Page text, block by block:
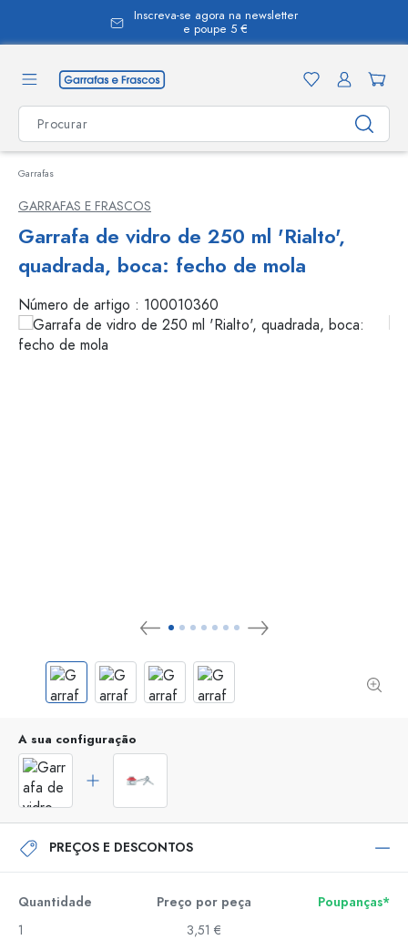
Inscreva-se agora na newsletter
e poupe 5 €
Garrafas
GARRAFAS E FRASCOS
Garrafa de vidro de 250 ml 'Rialto',
quadrada, boca: fecho de mola
Número de artigo : 100010360
A sua configuração
PREÇOS E DESCONTOS
Quantidade Preço por peça
Poupanças*
1
3,51 €